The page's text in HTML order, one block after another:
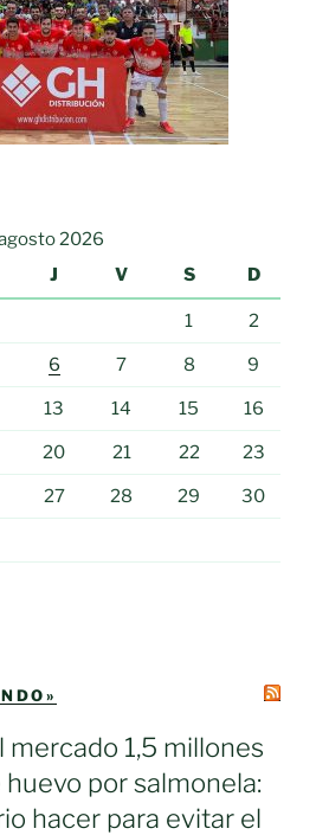
2026
J V S D
1 2
6 7 8 9
13 14 15 16
20 21 22 23
27 28 29 30
mercado 1,5 millones
por salmonela:
hacer para evitar el